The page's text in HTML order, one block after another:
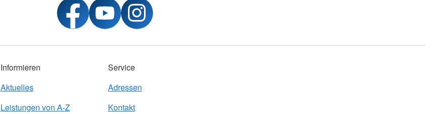
Informieren
Aktuelles
Leistungen von A-Z
Service
Adressen
Kontakt